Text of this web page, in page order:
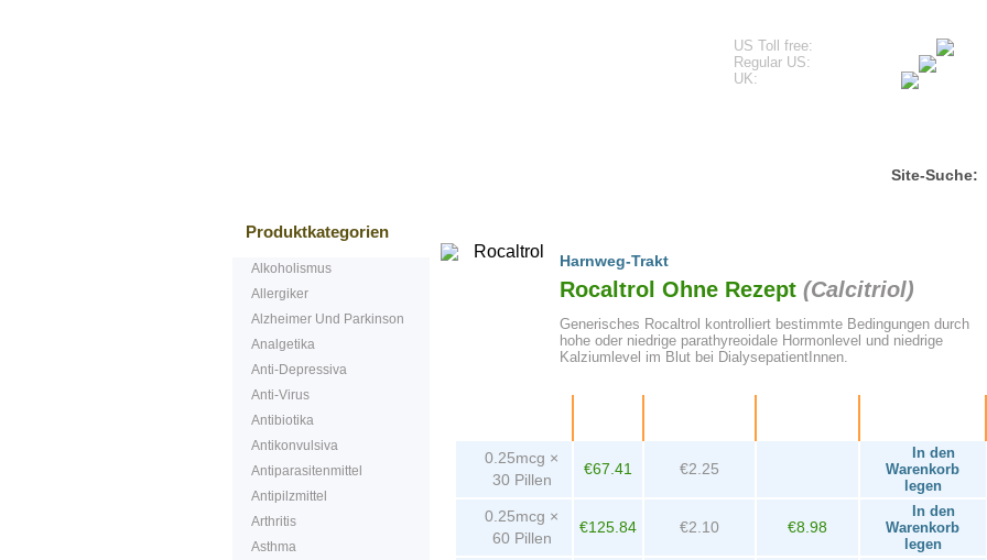
US Toll free:
Regular US:
UK:
Site-Suche:
Produktkategorien
Alkoholismus
Allergiker
Alzheimer Und Parkinson
Analgetika
Anti-Depressiva
Anti-Virus
Antibiotika
Antikonvulsiva
Antiparasitenmittel
Antipilzmittel
Arthritis
Asthma
Harnweg-Trakt
Rocaltrol Ohne Rezept (Calcitriol)
Generisches Rocaltrol kontrolliert bestimmte Bedingungen durch
hohe oder niedrige parathyreoidale Hormonlevel und niedrige
Kalziumlevel im Blut bei DialysepatientInnen.
0.25mcg ×
30 Pillen
€67.41 €2.25
In den
Warenkorb
legen
0.25mcg ×
60 Pillen
€125.84 €2.10 €8.98
In den
Warenkorb
legen